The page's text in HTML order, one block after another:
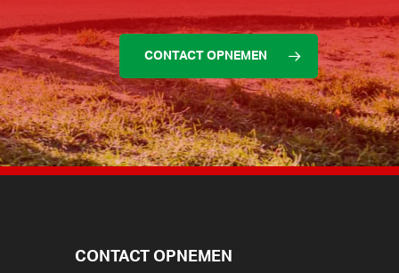
CONTACT OPNEMEN
CONTACT OPNEMEN